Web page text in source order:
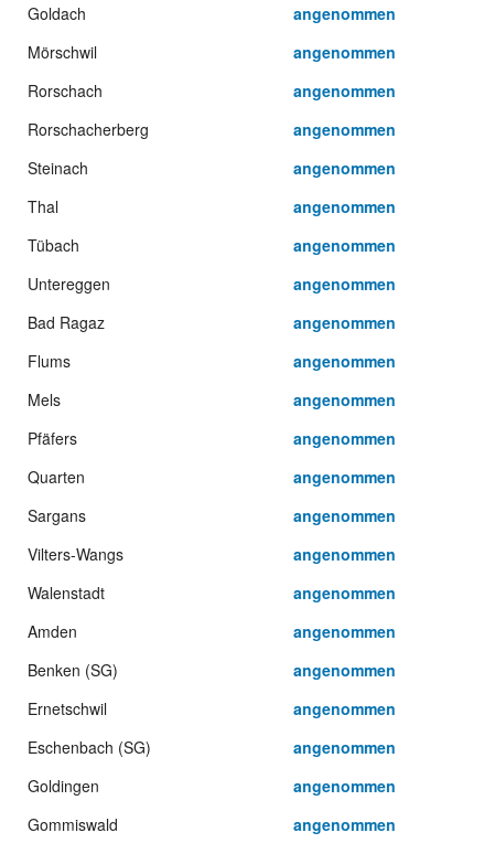
Goldach
angenommen
Mörschwil
angenommen
Rorschach
angenommen
Rorschacherberg
angenommen
Steinach
angenommen
Thal
angenommen
Tübach
angenommen
Untereggen
angenommen
Bad Ragaz
angenommen
Flums
angenommen
Mels
angenommen
Pfäfers
angenommen
Quarten
angenommen
Sargans
angenommen
Vilters-Wangs
angenommen
Walenstadt
angenommen
Amden
angenommen
Benken (SG)
angenommen
Ernetschwil
angenommen
Eschenbach (SG)
angenommen
Goldingen
angenommen
Gommiswald
angenommen